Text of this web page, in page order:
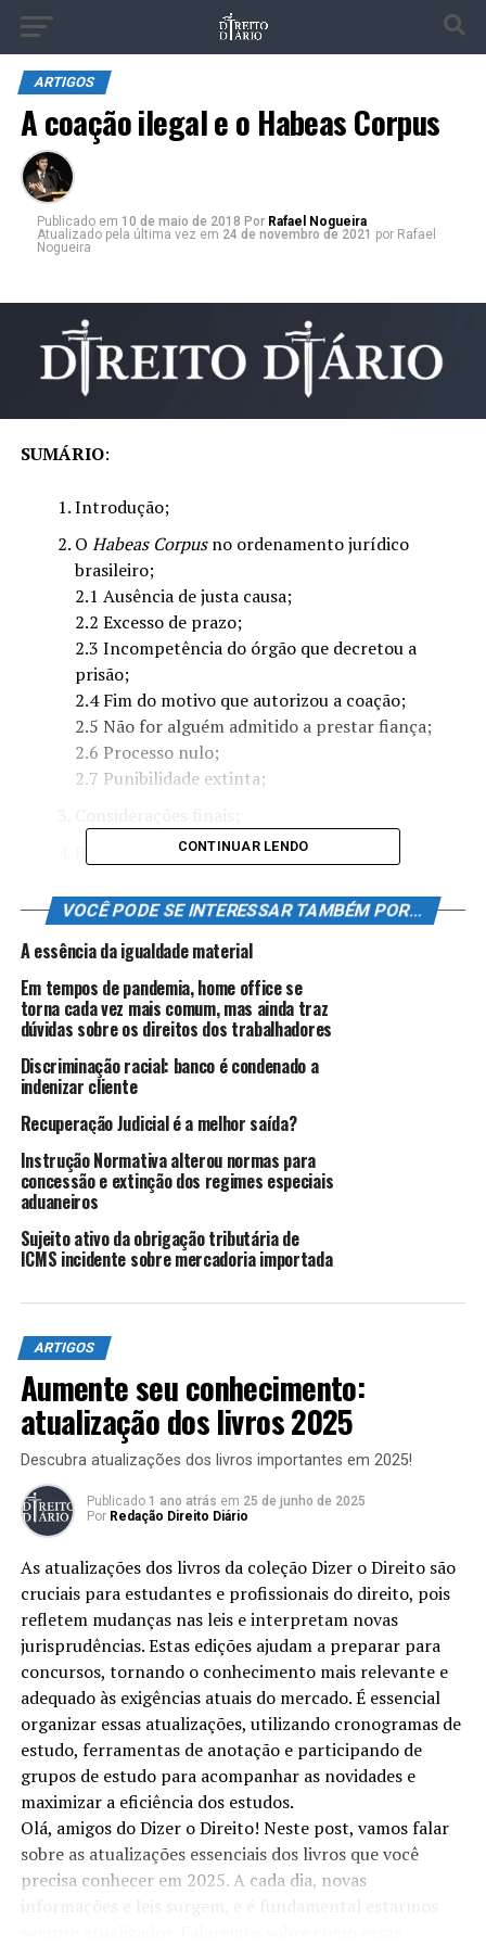
ARTIGOS
A coação ilegal e o Habeas Corpus
Publicado em 10 de maio de 2018 Por Rafael Nogueira
Atualizado pela última vez em 24 de novembro de 2021 por Rafael
Nogueira
SUMÁRIO:
Introdução;
O Habeas Corpusno ordenamento jurídico
brasileiro;
2.1 Ausência de justa causa;
2.2 Excesso de prazo;
2.3 Incompetência do órgão que decretou a
prisão;
2.4 Fim do motivo que autorizou a coação;
2.5 Não for alguém admitido a prestar fiança;
2.6 Processo nulo;
2.7 Punibilidade extinta;
RESUMO
O presente trabalho busca analisar o instituto do
Habeas Corpus
são causa de impetração do remédio constitucional. Para
tal, realizou-se uma breve introdução sobre o que seria o
um estudo sob a luz da doutrina e da Jurisprudência do
Superior Tribunal de Justiça sobre cada um dos incisos
do art. 648, do Código de Processo Penal. Nesse sentido,
utilizando-se de fontes bibliográficas, principalmente
leis, livros e julgados sobre a temática, buscou-se
entender a dinâmica de utilização do
como a Tribunal da Cidadania tem se posicionado frente
aos casos de constrição ilegal.
Palavras-Chave:Habeas Corpus, STJ, Direito, Remédio
ABSTRACT
The present work seeks to analyze theHabeas Corpus
institute, especially the cases of illegal coercion that are
the cause of impetration of the action. To this end, a
brief introduction was made on whatHabeas Corpus
would be and what its legal nature is, followed by a
Superior Court of Justice on each of the clauses of art.
648 of the Code of Criminal Procedure. In this sense,
using bibliographical sources, mainly Laws, books and
Judgments about the subject, we sought to understand
the dynamics ofHabeas Corpususe and how the
Citizenship Court has positioned itself against cases of
illegal constriction.
Keywords : Habeas Corpus, STJ, Law, Constitutional
Remedy, Illegal Constriction.
1 INTRODUÇÃO
CONTINUAR LENDO
VOCÊ PODE SE INTERESSAR TAMBÉM POR...
A essência da igualdade material
Em tempos de pandemia, home office se
torna cada vez mais comum, mas ainda traz
dúvidas sobre os direitos dos trabalhadores
Discriminação racial: banco é condenado a
indenizar cliente
Recuperação Judicial é a melhor saída?
Instrução Normativa alterou normas para
concessão e extinção dos regimes especiais
aduaneiros
Sujeito ativo da obrigação tributária de
ICMS incidente sobre mercadoria importada
ARTIGOS
Aumente seu conhecimento:
atualização dos livros 2025
Descubra atualizações dos livros importantes em 2025!
Publicado 1 ano atrás em 25 de junho de 2025
Por Redação Direito Diário
As atualizações dos livros da coleção Dizer o Direito são
cruciais para estudantes e profissionais do direito, pois
refletem mudanças nas leis e interpretam novas
jurisprudências. Estas edições ajudam a preparar para
concursos, tornando o conhecimento mais relevante e
adequado às exigências atuais do mercado. É essencial
organizar essas atualizações, utilizando cronogramas de
estudo, ferramentas de anotação e participando de
grupos de estudo para acompanhar as novidades e
maximizar a eficiência dos estudos.
Olá, amigos do Dizer o Direito! Neste post, vamos falar
sobre as atualizações essenciais dos livros que você
precisa conhecer em 2025. A cada dia, novas